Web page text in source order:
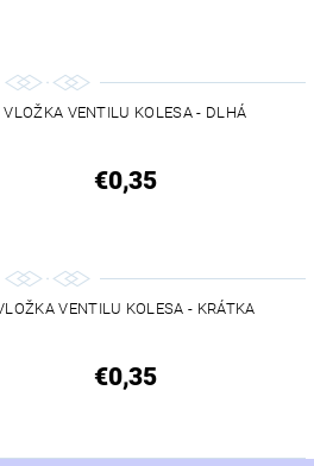
VLOŽKA VENTILU KOLESA - DLHÁ
€0,35
VENTILU KOLESA - KRÁTKA
€0,35